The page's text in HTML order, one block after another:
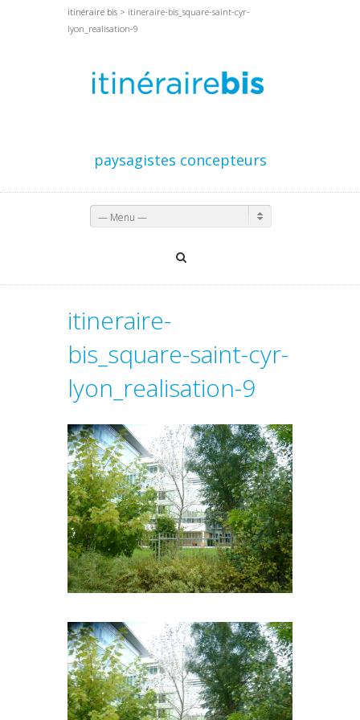
itinéraire bis > itineraire-bis_square-saint-cyr-
lyon_realisation-9
paysagistes concepteurs
— Menu —
itineraire-
bis_square-saint-cyr-
lyon_realisation-9